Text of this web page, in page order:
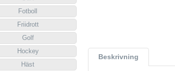
Fotboll
Friidrott
Golf
Hockey
Häst
Beskrivning